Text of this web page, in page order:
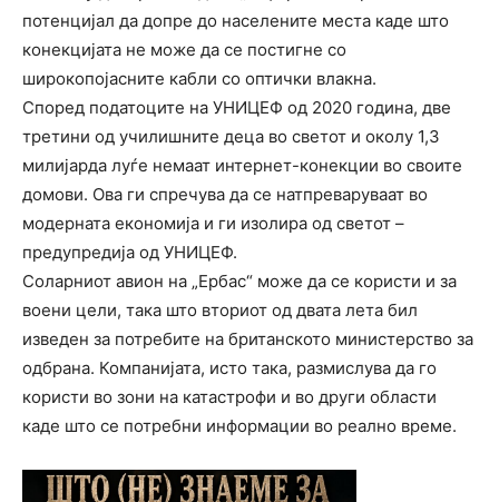
потенцијал да допре до населените места каде што
конекцијата не може да се постигне со
широкопојасните кабли со оптички влакна.
Според податоците на УНИЦЕФ од 2020 година, две
третини од училишните деца во светот и околу 1,3
милијарда луѓе немаат интернет-конекции во своите
домови. Ова ги спречува да се натпреваруваат во
модерната економија и ги изолира од светот –
предупредија од УНИЦЕФ.
Соларниот авион на „Ербас“ може да се користи и за
воени цели, така што вториот од двата лета бил
изведен за потребите на британското министерство за
одбрана. Компанијата, исто така, размислува да го
користи во зони на катастрофи и во други области
каде што се потребни информации во реално време.